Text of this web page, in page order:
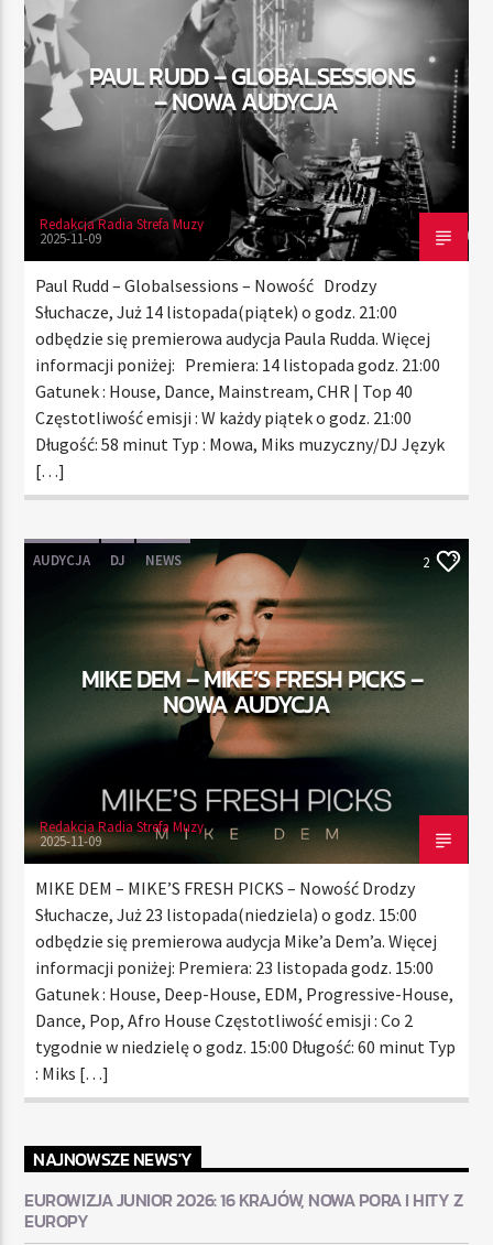
TERAZ
RADIO STREFA MUZY
00:00 10:00
PAUL RUDD – GLOBALSESSIONS
– NOWA AUDYCJA
Redakcja Radia Strefa Muzy
2025-11-09
Paul Rudd – Globalsessions – Nowość Drodzy
Słuchacze, Już 14 listopada(piątek) o godz. 21:00
odbędzie się premierowa audycja Paula Rudda. Więcej
informacji poniżej: Premiera: 14 listopada godz. 21:00
Gatunek : House, Dance, Mainstream, CHR | Top 40
Częstotliwość emisji : W każdy piątek o godz. 21:00
Długość: 58 minut Typ : Mowa, Miks muzyczny/DJ Język
[…]
AUDYCJA DJ NEWS 2
MIKE DEM – MIKE’S FRESH PICKS –
NOWA AUDYCJA
Redakcja Radia Strefa Muzy
2025-11-09
MIKE DEM – MIKE’S FRESH PICKS – Nowość Drodzy
Słuchacze, Już 23 listopada(niedziela) o godz. 15:00
odbędzie się premierowa audycja Mike’a Dem’a. Więcej
informacji poniżej: Premiera: 23 listopada godz. 15:00
Gatunek : House, Deep-House, EDM, Progressive-House,
Dance, Pop, Afro House Częstotliwość emisji : Co 2
tygodnie w niedzielę o godz. 15:00 Długość: 60 minut Typ
: Miks […]
NAJNOWSZE NEWS'Y
EUROWIZJA JUNIOR 2026: 16 KRAJÓW, NOWA PORA I HITY Z
EUROPY